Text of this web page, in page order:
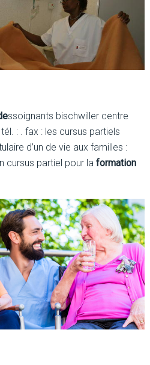
ssoignants bischwiller centre
: . fax : les cursus partiels
d’un de vie aux familles :
cursus partiel pour la formation